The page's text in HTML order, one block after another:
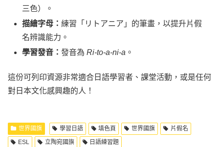
三色）。
描繪字母：練習「リトアニア」的筆畫，以提升片假
名辨識能力。
學習發音：發音為Ri-to-a-ni-a 。
這份可列印資源非常適合日語學習者、課堂活動，或是任何
對日本文化感興趣的人！
世界國旗 學習日語 填色頁 世界國旗
片假名
ESL
立陶宛國旗 日語練習題